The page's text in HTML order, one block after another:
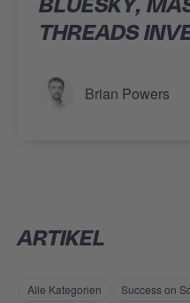
BLUESKY,
THREADS
Brian Powers
ARTIKEL
Alle Kategorien Success on